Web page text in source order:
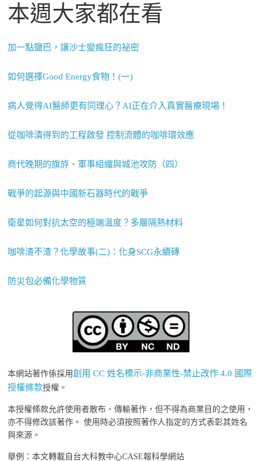
本週大家都在看
加一點鹽巴，讓沙士變瘋狂的祕密
如何選擇Good Energy食物！(一)
病人覺得AI醫師更有同理心？AI正在介入真實醫療現場！
從咖啡漬得到的工程啟發 控制流體的咖啡環效應
商代晚期的旗斿、軍事組織與城池攻防（四）
戰爭的起源與中國新石器時代的戰爭
衛星如何對抗太空的極端溫度？多層隔熱材料
咖啡渣不渣？化學故事(二)：化身SCG永續磚
防災包必備化學物質
本網站著作係採用創用 CC 姓名標示-非商業性-禁止改作 4.0 國際
授權條款授權。
本授權條款允許使用者散布、傳輸著作，但不得為商業目的之使用，
亦不得修改該著作。 使用時必須按照著作人指定的方式表彰其姓名
與來源。
舉例：本文轉載自台大科教中心CASE報科學網站